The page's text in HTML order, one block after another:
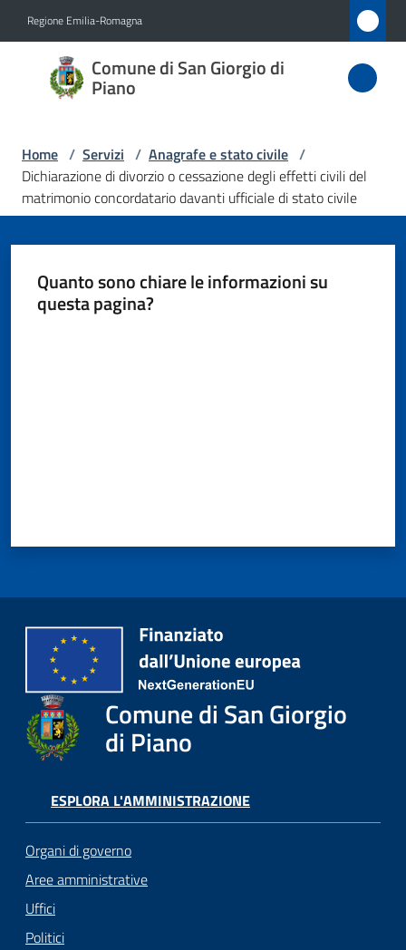
Regione Emilia-Romagna
Comune di San Giorgio di
Piano
Comune
di San
di Piano
Novità
Servizi
Trasparente
b
P
o
o
O
n
Home / Servizi / Anagrafe e stato civile /
Dichiarazione di divorzio o cessazione degli effetti civili del
matrimonio concordatario davanti ufficiale di stato civile
Quanto sono chiare le informazioni su
questa pagina?
Comune di San Giorgio
di Piano
ESPLORA L'AMMINISTRAZIONE
Organi di governo
Aree amministrative
Uffici
Politici